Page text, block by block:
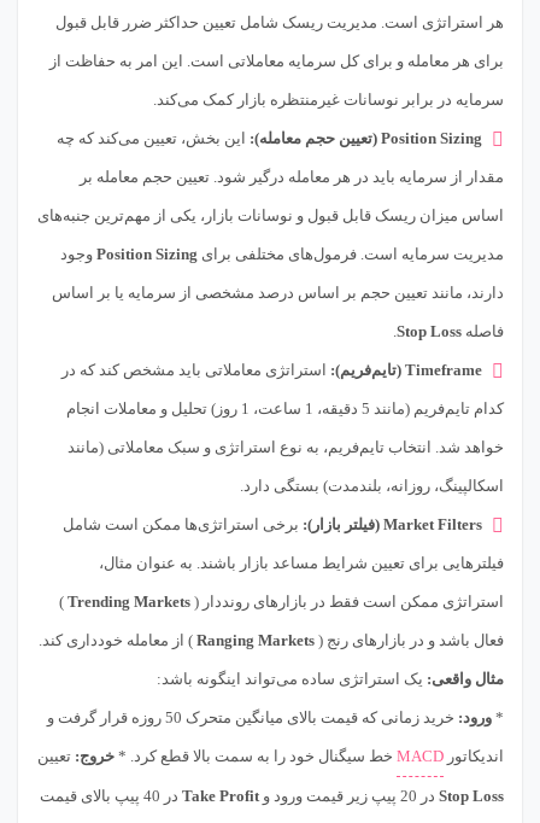
هر استراتژی است. مدیریت ریسک شامل تعیین حداکثر ضرر قابل قبول
برای هر معامله و برای کل سرمایه معاملاتی است. این امر به حفاظت از
سرمایه در برابر نوسانات غیرمنتظره بازار کمک می‌کند.
Position Sizing (تعیین حجم معامله): این بخش، تعیین می‌کند که چه
مقدار از سرمایه باید در هر معامله درگیر شود. تعیین حجم معامله بر
اساس میزان ریسک قابل قبول و نوسانات بازار، یکی از مهم‌ترین جنبه‌های
مدیریت سرمایه است. فرمول‌های مختلفی برای Position Sizing وجود
دارند، مانند تعیین حجم بر اساس درصد مشخصی از سرمایه یا بر اساس
فاصله Stop Loss
.
Timeframe (تایم‌فریم): استراتژی معاملاتی باید مشخص کند که در
کدام تایم‌فریم (مانند 5 دقیقه، 1 ساعت، 1 روز) تحلیل و معاملات انجام
خواهد شد. انتخاب تایم‌فریم، به نوع استراتژی و سبک معاملاتی (مانند
اسکالپینگ، روزانه، بلندمدت) بستگی دارد.
Market Filters (فیلتر بازار): برخی استراتژی‌ها ممکن است شامل
فیلترهایی برای تعیین شرایط مساعد بازار باشند. به عنوان مثال،
استراتژی ممکن است فقط در بازارهای رونددار ( Trending Markets
)
فعال باشد و در بازارهای رنج ( Ranging Markets ) از معامله خودداری کند.
مثال واقعی: یک استراتژی ساده می‌تواند اینگونه باشد:
* ورود: خرید زمانی که قیمت بالای میانگین متحرک 50 روزه قرار گرفت و
اندیکاتور MACD خط سیگنال خود را به سمت بالا قطع کرد. * خروج: تعیین
Stop Loss در 20 پیپ زیر قیمت ورود و Take Profit در 40 پیپ بالای قیمت